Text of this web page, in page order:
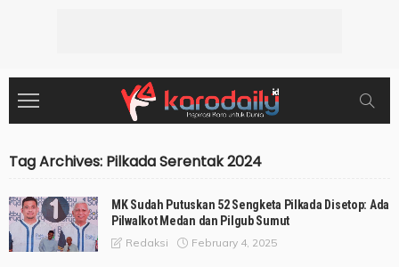
Tag Archives: Pilkada Serentak 2024
MK Sudah Putuskan 52 Sengketa Pilkada Disetop: Ada
Pilwalkot Medan dan Pilgub Sumut
Redaksi February 4, 2025